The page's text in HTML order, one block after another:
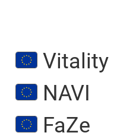
Vitality
NAVI
FaZe